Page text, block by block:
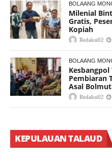
BOLAANG
Milenial
Gratis,
Kopiah
Redaksi02
BOLAANG
Pembiaran
Asal
Redaksi02
KEPULAUAN TALAUD